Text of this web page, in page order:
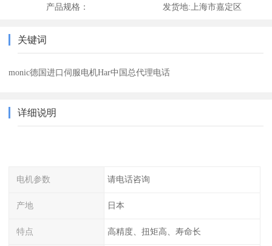
产品规格： 发货地: 上海市嘉定区
关键词
monic德国进口伺服电机Har中国总代理电话
详细说明
电机参数 请电话咨询
产地 日本
特点 高精度、扭矩高、寿命长